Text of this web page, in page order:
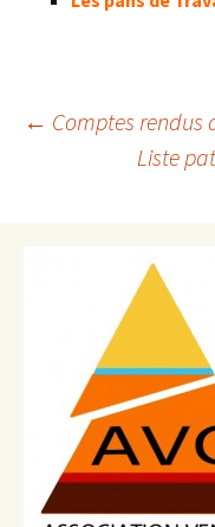
← Comptes rendus
Liste